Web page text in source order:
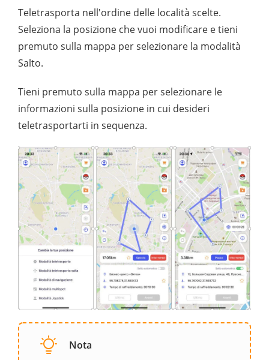
Teletrasporta nell'ordine delle località scelte.
Seleziona la posizione che vuoi modificare e tieni
premuto sulla mappa per selezionare la modalità
Salto.
Tieni premuto sulla mappa per selezionare le
informazioni sulla posizione in cui desideri
teletrasportarti in sequenza.
Nota